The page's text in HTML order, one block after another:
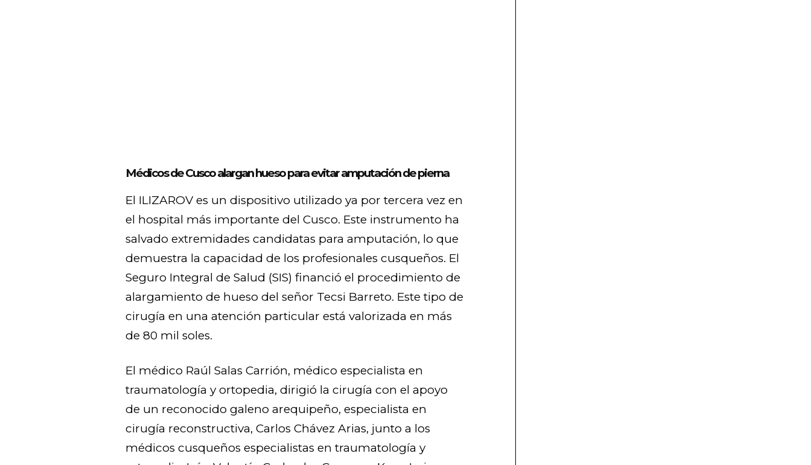
Médicos de Cusco alargan hueso para evitar amputación de pierna
El ILIZAROV es un dispositivo utilizado ya por tercera vez en
el hospital más importante del Cusco. Este instrumento ha
salvado extremidades candidatas para amputación, lo que
demuestra la capacidad de los profesionales cusqueños. El
Seguro Integral de Salud (SIS) financió el procedimiento de
alargamiento de hueso del señor Tecsi Barreto. Este tipo de
cirugía en una atención particular está valorizada en más
de 80 mil soles.
El médico Raúl Salas Carrión, médico especialista en
traumatología y ortopedia, dirigió la cirugía con el apoyo
de un reconocido galeno arequipeño, especialista en
cirugía reconstructiva, Carlos Chávez Arias, junto a los
médicos cusqueños especialistas en traumatología y